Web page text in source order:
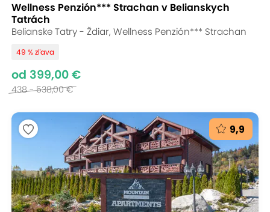
Wellness Penzión*** Strachan v Belianskych
Tatrách
Belianske Tatry - Ždiar, Wellness Penzión*** Strachan
49 % zľava
od 399,00 €
438 - 538,00 €
9,9